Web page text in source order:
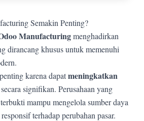
Semakin Penting?
Manufacturingmenghadirkan
dirancang khusus untuk memenuhi
karena dapatmeningkatkan
secara signifikan. Perusahaan yang
mampu mengelola sumber daya
terhadap perubahan pasar.